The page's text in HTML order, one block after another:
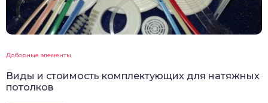
Доборные элементы
Виды и стоимость комплектующих для натяжных
потолков